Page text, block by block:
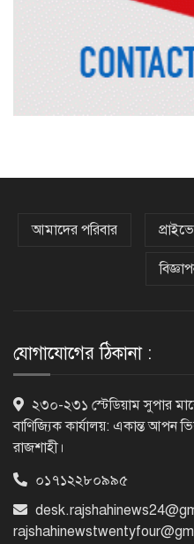
লক্ষ্য :
যাবে
আমাদের পরিবার
যোগাযোগের ঠিকানা :
২৩০-২৩১ স্টেডিয়াম সুপার
বাণিজ্যিক কার্যালয়: একান্ত আপন
রাজশাহী।
০১৭১২২৮০৯৯৫